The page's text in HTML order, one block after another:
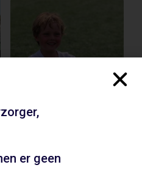
ADD TO CART
er geen